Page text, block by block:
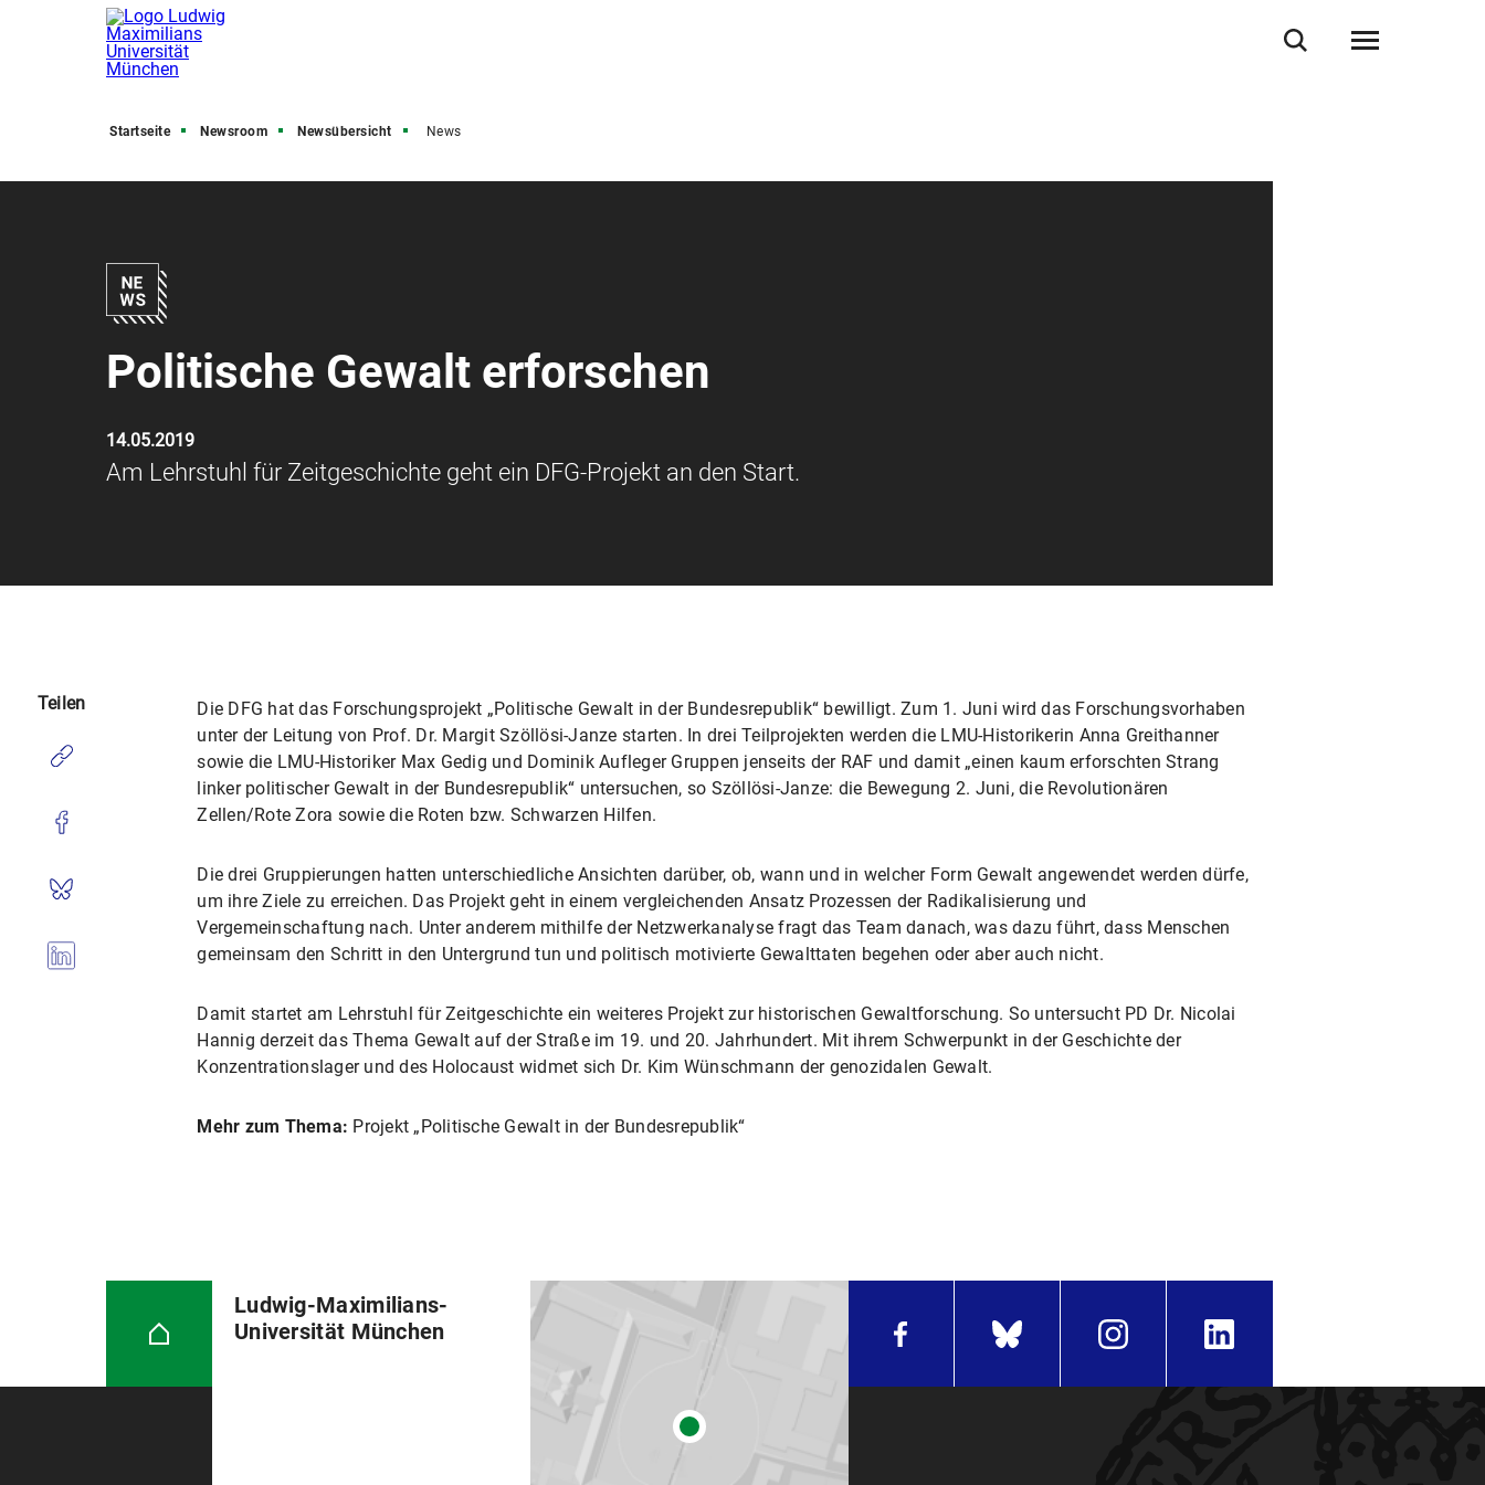
Startseite Newsroom Newsübersicht News
Politische Gewalt erforschen
14.05.2019
Am Lehrstuhl für Zeitgeschichte geht ein DFG-Projekt an den Start.
Die DFG hat das Forschungsprojekt „Politische Gewalt in der Bundesrepublik“ bewilligt. Zum 1. Juni wird das Forschungsvorhaben
unter der Leitung von Prof. Dr. Margit Szöllösi-Janze starten. In drei Teilprojekten werden die LMU-Historikerin Anna Greithanner
sowie die LMU-Historiker Max Gedig und Dominik Aufleger Gruppen jenseits der RAF und damit „einen kaum erforschten Strang
linker politischer Gewalt in der Bundesrepublik“ untersuchen, so Szöllösi-Janze: die Bewegung 2. Juni, die Revolutionären
Zellen/Rote Zora sowie die Roten bzw. Schwarzen Hilfen.
Die drei Gruppierungen hatten unterschiedliche Ansichten darüber, ob, wann und in welcher Form Gewalt angewendet werden dürfe,
um ihre Ziele zu erreichen. Das Projekt geht in einem vergleichenden Ansatz Prozessen der Radikalisierung und
Vergemeinschaftung nach. Unter anderem mithilfe der Netzwerkanalyse fragt das Team danach, was dazu führt, dass Menschen
gemeinsam den Schritt in den Untergrund tun und politisch motivierte Gewalttaten begehen oder aber auch nicht.
Damit startet am Lehrstuhl für Zeitgeschichte ein weiteres Projekt zur historischen Gewaltforschung. So untersucht PD Dr. Nicolai
Hannig derzeit das Thema Gewalt auf der Straße im 19. und 20. Jahrhundert. Mit ihrem Schwerpunkt in der Geschichte der
Konzentrationslager und des Holocaust widmet sich Dr. Kim Wünschmann der genozidalen Gewalt.
Mehr zum Thema: Projekt „Politische Gewalt in der Bundesrepublik“
Teilen
Ludwig-Maximilians-
Universität München